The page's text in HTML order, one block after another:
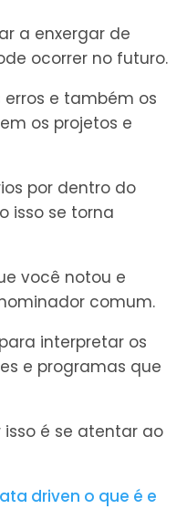
a enxergar de
ocorrer no futuro.
erros e também os
os projetos e
por dentro do
isso se torna
você notou e
comum.
interpretar os
e programas que
é se atentar ao
driven o que é e